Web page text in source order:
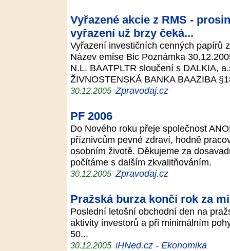
Vyřazené akcie z RMS -
vyřazení už brzy čeká...
Vyřazení investičních cenných papírů
Název emise Bic Poznámka
N.L. BAATPLTR sloučení s DALKIA,
ŽIVNOSTENSKÁ BANKA BAAZIBA
30.12.2005 Zpravodaj.cz
PF 2006
Do Nového roku přeje společnost
příznivcům pevné zdraví, hodně
osobním životě. Děkujeme za
počítáme s dalším zkvalitňováním.
30.12.2005 Zpravodaj.cz
Pražská burza končí rok za
Poslední letošní obchodní den na
aktivity investorů a při minimálním
50...
30.12.2005 iHNed.cz - Ekonomika